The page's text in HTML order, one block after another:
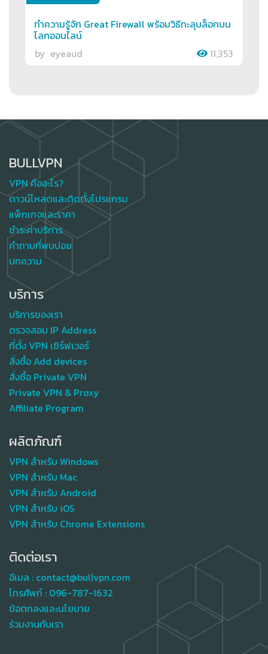
ทำความรู้จัก Great Firewall พร้อมวิธีทะลุบล็อกบน
โลกออนไลน์
by eyeaud 11,353
BULLVPN
VPN คืออะไร?
ดาวน์โหลดและติดตั้งโปรแกรม
แพ็กเกจและราคา
ชำระค่าบริการ
คำถามที่พบบ่อย
บทความ
บริการ
บริการของเรา
ตรวจสอบ IP Address
ที่ตั้ง VPN เซิร์ฟเวอร์
สั่งซื้อ Add devices
สั่งซื้อ Private VPN
Private VPN & Proxy
Affiliate Program
ผลิตภัณฑ์
VPN สำหรับ Windows
VPN สำหรับ Mac
VPN สำหรับ Android
VPN สำหรับ iOS
VPN สำหรับ Chrome Extensions
ติดต่อเรา
อีเมล : contact@bullvpn.com
โทรศัพท์ : 096-787-1632
ข้อตกลงและนโยบาย
ร่วมงานกับเรา